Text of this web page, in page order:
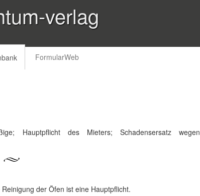
verlag
FormularWeb
Hauptpflicht des Mieters; Schadensersatz wegen
der Öfen ist eine Hauptpflicht.